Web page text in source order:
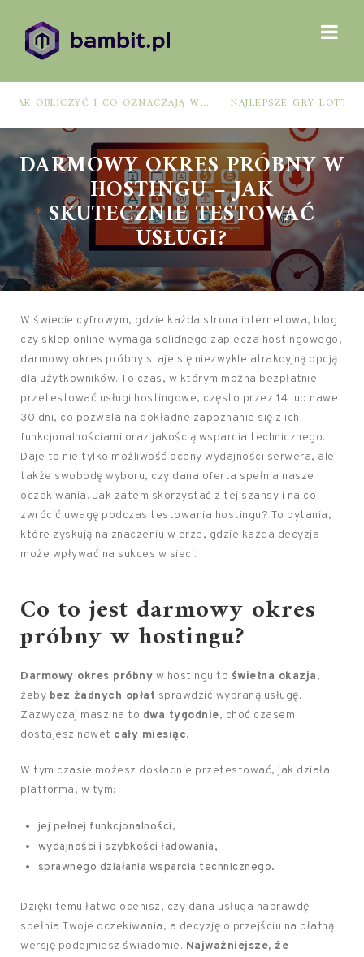
NAJLEPSZE GRY LOTTO: JAK WYBRAĆ, BY ZWIĘKSZYĆ SZANSE NA WYGRANĄ?
DARMOWY OKRES PRÓBNY W
HOSTINGU – JAK
SKUTECZNIE TESTOWAĆ
USŁUGI?
W świecie cyfrowym, gdzie każda strona internetowa, blog
czy sklep online wymaga solidnego zaplecza hostingowego,
darmowy okres próbny staje się niezwykle atrakcyjną opcją
dla użytkowników. To czas, w którym można bezpłatnie
przetestować usługi hostingowe, często przez 14 lub nawet
30 dni, co pozwala na dokładne zapoznanie się z ich
funkcjonalnościami oraz jakością wsparcia technicznego.
Daje to nie tylko możliwość oceny wydajności serwera, ale
także swobodę wyboru, czy dana oferta spełnia nasze
oczekiwania. Jak zatem skorzystać z tej szansy i na co
zwrócić uwagę podczas testowania hostingu? To pytania,
które zyskują na znaczeniu w erze, gdzie każda decyzja
może wpływać na sukces w sieci.
Co to jest darmowy okres
próbny w hostingu?
Darmowy okres próbny w hostingu to świetna okazja,
żeby bez żadnych opłat sprawdzić wybraną usługę.
Zazwyczaj masz na to dwa tygodnie, choć czasem
dostajesz nawet cały miesiąc.
W tym czasie możesz dokładnie przetestować, jak działa
platforma, w tym:
jej pełnej funkcjonalności,
wydajności i szybkości ładowania,
sprawnego działania wsparcia technicznego.
Dzięki temu łatwo ocenisz, czy dana usługa naprawdę
spełnia Twoje oczekiwania, a decyzję o przejściu na płatną
wersję podejmiesz świadomie. Najważniejsze, że